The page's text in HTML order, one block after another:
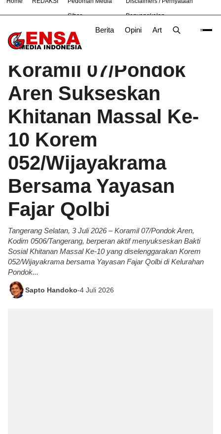
Siber Penyangkalan
Berita Opini Artikel
# Bandung Bekasi Nasional News TNI
Beranda/Berita
Koramil 07/Pondok
Aren Sukseskan
Khitanan Massal Ke-
10 Korem
052/Wijayakrama
Bersama Yayasan
Fajar Qolbi
Tangerang Selatan, 3 Juli 2026 – Koramil 07/Pondok Aren,
Kodim 0506/Tangerang, berperan aktif menyukseskan Bakti
Sosial Khitanan Massal Ke-10 yang diselenggarakan Korem
052/Wijayakrama bersama Yayasan Fajar Qolbi di Kelurahan
Pondok...
Sapto Handoko-4 Juli 2026